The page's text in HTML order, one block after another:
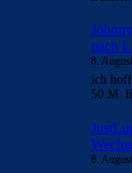
AKTUELLE